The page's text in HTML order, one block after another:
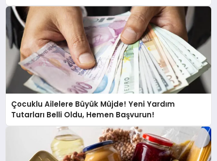
Çocuklu Ailelere Büyük Müjde! Yeni Yardım
Tutarları Belli Oldu, Hemen Başvurun!